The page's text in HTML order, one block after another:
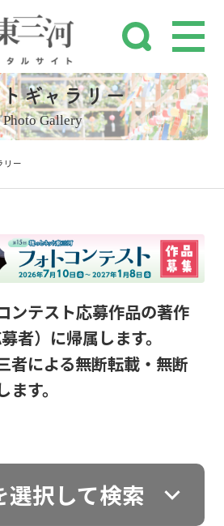
ギャラリー
Photo Gallery
リー
ンテスト応募作品の著作
者）に帰属します。
者による無断転載・無断
す。
選択して検索